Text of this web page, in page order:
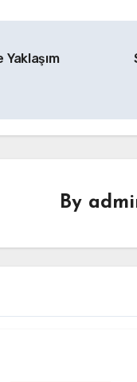
Yaklaşım
By